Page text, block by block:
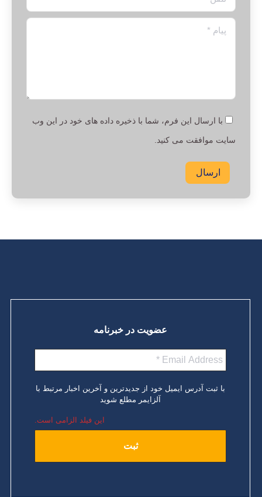
پیام *
با ارسال این فرم، شما با ذخیره داده های خود در این وب
سایت موافقت می کنید.
ارسال
عضویت در خبرنامه
با ثبت آدرس ایمیل خود از جدیدترین و آخرین اخبار مرتبط با
آلزایمر مطلع شوید
این فیلد الزامی است.